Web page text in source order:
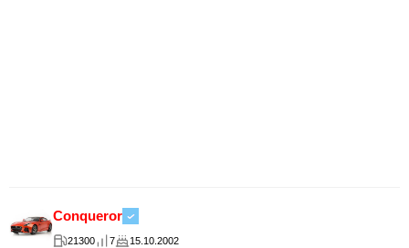
Conqueror
21300 7 15.10.2002